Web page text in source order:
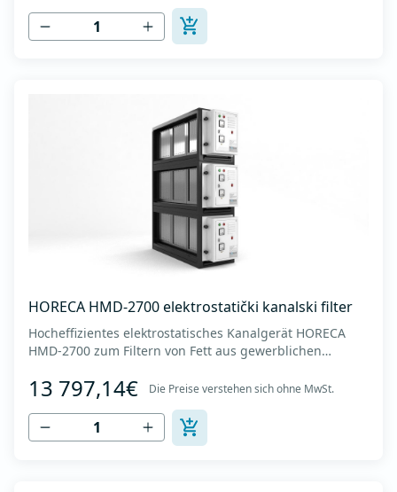
vertikal): 1400 x 1160 mm -Gewicht des Geräts: 280 kg...
HORECA HMD-2700 elektrostatički kanalski filter
Hocheffizientes elektrostatisches Kanalgerät HORECA
HMD-2700 zum Filtern von Fett aus gewerblichen
Geräteabmessungen (BxTxH): 550x1640x1950 mm -
Abmessungen der Kanalverbindung (horizontal x
vertikal): 1400 x 1850 mm - Gewicht des Gerätes: 320
kg...
13 797,14€ Die Preise verstehen sich ohne MwSt.